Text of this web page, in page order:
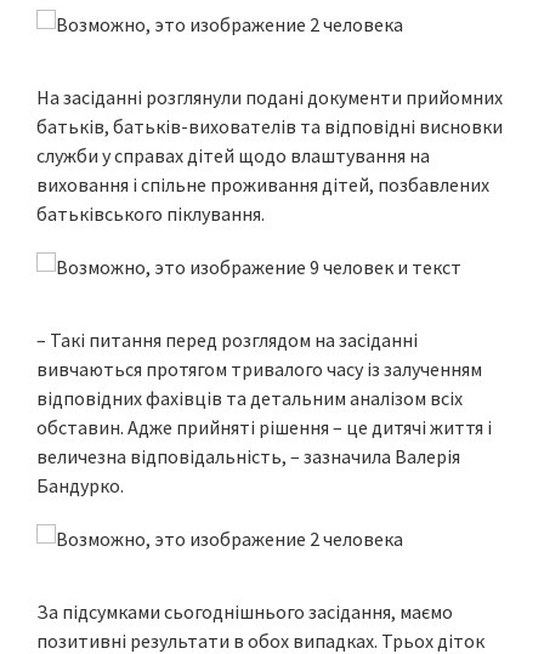
На засіданні розглянули подані документи прийомних
батьків, батьків-вихователів та відповідні висновки
служби у справах дітей щодо влаштування на
виховання і спільне проживання дітей, позбавлених
батьківського піклування.
– Такі питання перед розглядом на засіданні
вивчаються протягом тривалого часу із залученням
відповідних фахівців та детальним аналізом всіх
обставин. Адже прийняті рішення – це дитячі життя і
величезна відповідальність, – зазначила Валерія
Бандурко.
За підсумками сьогоднішнього засідання, маємо
позитивні результати в обох випадках. Трьох діток